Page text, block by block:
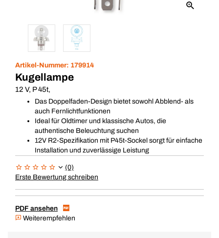
Artikel-Nummer: 179914
Kugellampe
12 V, P 45t,
Das Doppelfaden-Design bietet sowohl Abblend- als
auch Fernlichtfunktionen
Ideal für Oldtimer und klassische Autos, die
authentische Beleuchtung suchen
12V R2-Spezifikation mit P45t-Sockel sorgt für einfache
Installation und zuverlässige Leistung
(0)
Erste Bewertung schreiben
PDF ansehen
Weiterempfehlen